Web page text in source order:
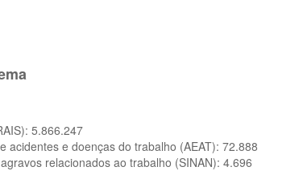
5.866.247
acidentes e doenças do trabalho (AEAT): 72.888
relacionados ao trabalho (SINAN): 4.696